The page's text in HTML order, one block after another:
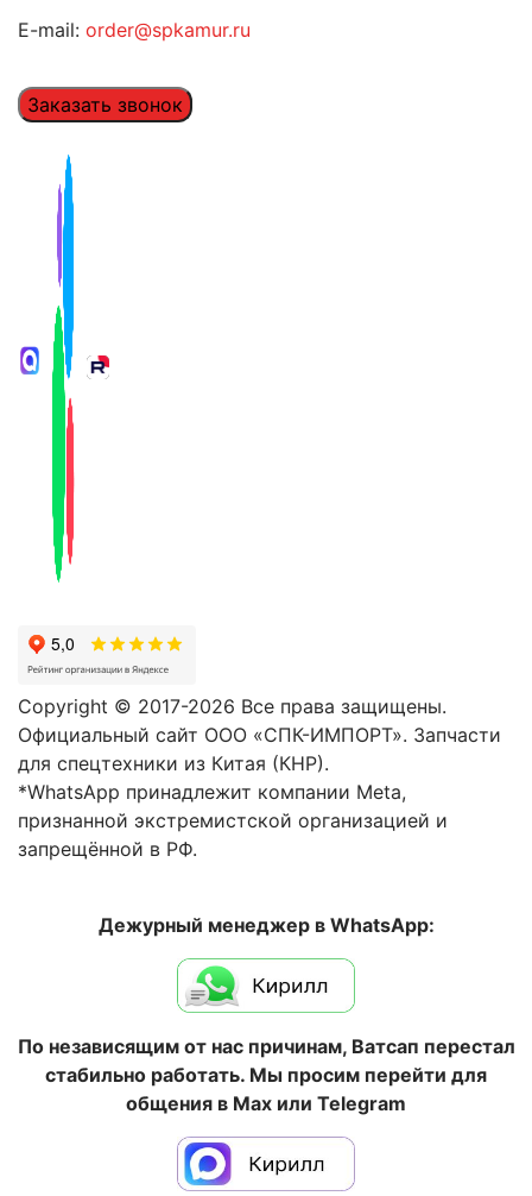
E-mail: order@spkamur.ru
Заказать звонок
Copyright © 2017-2026 Все права защищены.
Официальный сайт ООО «СПК-ИМПОРТ». Запчасти
для спецтехники из Китая (КНР).
*WhatsApp принадлежит компании Meta,
признанной экстремистской организацией и
запрещённой в РФ.
Дежурный менеджер в WhatsApp:
По независящим от нас причинам, Ватсап перестал
стабильно работать. Мы просим перейти для
общения в Max или Telegram